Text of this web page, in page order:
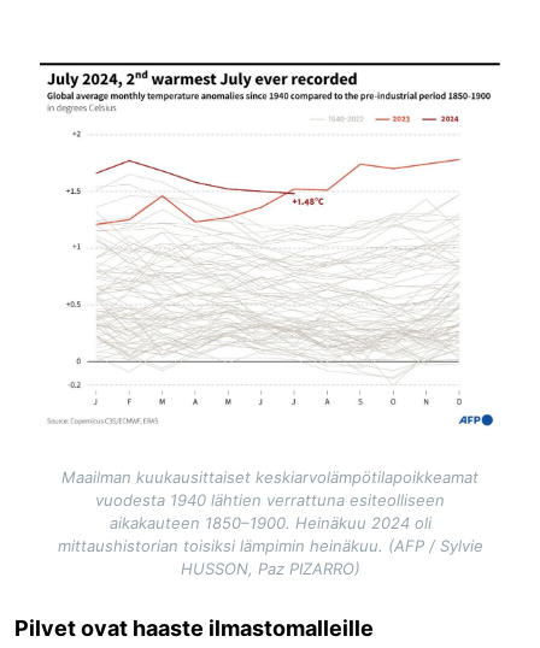
Image
Maailman kuukausittaiset keskiarvolämpötilapoikkeamat
vuodesta 1940 lähtien verrattuna esiteolliseen
aikakauteen 1850–1900. Heinäkuu 2024 oli
mittaushistorian toisiksi lämpimin heinäkuu. (AFP / Sylvie
HUSSON, Paz PIZARRO)
Pilvet ovat haaste ilmastomalleille